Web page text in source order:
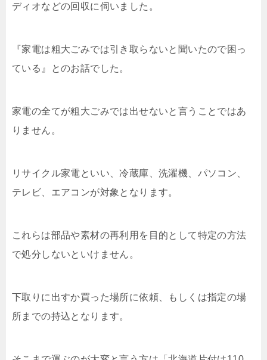
ディオなどの回収に伺いました。
『家電は粗大ごみでは引き取らないと聞いたので困っ
ている』とのお話でした。
家電の全てが粗大ごみでは出せないと言うことではあ
りません。
リサイクル家電といい、冷蔵庫、洗濯機、パソコン、
テレビ、エアコンが対象となります。
これらは部品や素材の再利用を目的として特定の方法
で処分しないといけません。
下取りに出すか買った場所に依頼、もしくは指定の場
所までの持込となります。